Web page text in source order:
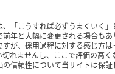
「こうすれば必ずうまくいく
年と大幅に変更される場合もあ
が、採用過程に対する感じ方
れませんし、ここで評価の高
信頼性について当サイトは保